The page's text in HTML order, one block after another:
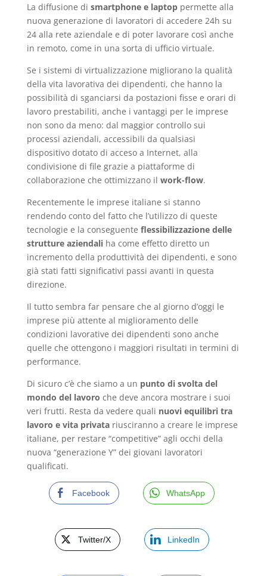
La diffusione di smartphone e laptoppermette alla
nuova generazione di lavoratori di accedere 24h su
24 alla rete aziendale e di poter lavorare così anche
in remoto, come in una sorta di ufficio virtuale.
Se i sistemi di virtualizzazione migliorano la qualità
della vita lavorativa dei dipendenti, che hanno la
possibilità di sganciarsi da postazioni fisse e orari di
lavoro prestabiliti, anche i vantaggi per le imprese
non sono da meno: dal maggior controllo sui
processi aziendali, accessibili da qualsiasi
dispositivo dotato di acceso a Internet, alla
condivisione di file grazie a piattaforme di
collaborazione che ottimizzano il work-flow.
Recentemente le imprese italiane si stanno
rendendo conto del fatto che l’utilizzo di queste
tecnologie e la conseguente flessibilizzazione delle
strutture aziendali ha come effetto diretto un
incremento della produttività dei dipendenti, e sono
già stati fatti significativi passi avanti in questa
direzione.
Il tutto sembra far pensare che al giorno d’oggi le
imprese più attente al miglioramento delle
condizioni lavorative dei dipendenti sono anche
quelle che ottengono i maggiori risultati in termini di
performance.
Di sicuro c’è che siamo a un punto di svolta del
mondo del lavoro che deve ancora mostrare i suoi
veri frutti. Resta da vedere quali nuovi equilibri tra
lavoro e vita privatariusciranno a creare le imprese
italiane, per restare “competitive” agli occhi della
nuova “generazione Y” dei giovani lavoratori
qualificati.
Facebook WhatsApp
Twitter/X LinkedIn